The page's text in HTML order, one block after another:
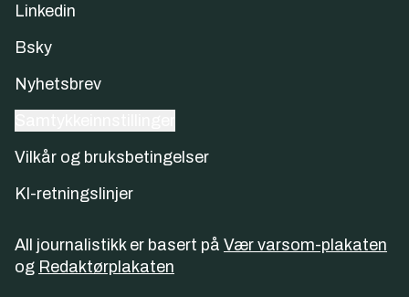
Linkedin
Bsky
Nyhetsbrev
Vilkår og bruksbetingelser
KI-retningslinjer
All journalistikk er basert på Vær varsom-plakaten
og Redaktørplakaten